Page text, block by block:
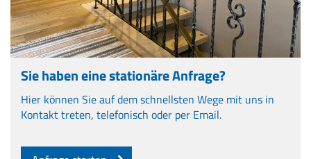
Sie haben eine stationäre Anfrage?
Hier können Sie auf dem schnellsten Wege mit uns in
Kontakt treten, telefonisch oder per Email.